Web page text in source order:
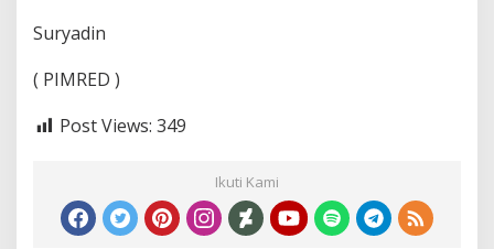
Suryadin
( PIMRED )
Post Views: 349
Ikuti Kami